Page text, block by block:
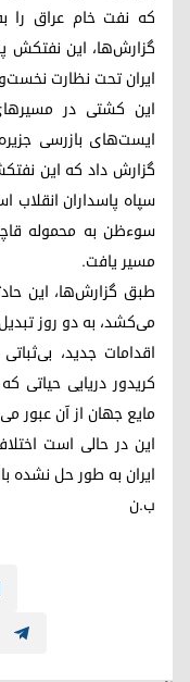
که نفت خام عراق را
گزارش‌ها، این نفتکش
ایران تحت نظارت
این کشتی در
ایست‌های بازرسی
گزارش داد که این
سپاه پاسداران انقلاب
سوءظن به محموله
مسیر یافت.
طبق گزارش‌ها، این
می‌کشد، به دو روز
اقدامات جدید،
کریدور دریایی
مایع جهان از آن عبور
این در حالی است
ایران به طور حل نشده
ب.ن